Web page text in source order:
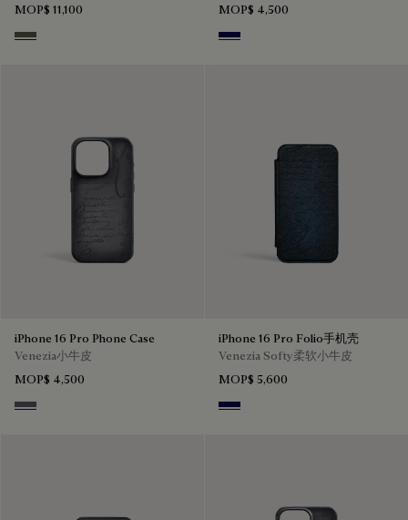
MOP$ 11,100
Selva Oscura
MOP$ 4,500
Indigo Denim
iPhone 16 Pro Phone Case
Venezia小牛皮
MOP$ 4,500
Light Aluminio
iPhone 16 Pro Folio手机壳
Venezia Softy柔软小牛皮
MOP$ 5,600
Indigo Denim